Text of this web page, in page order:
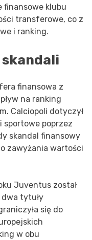
finansowe klubu
transferowe, co z
i ranking.
finansowa z
na ranking
Calciopoli dotyczył
sportowe poprzez
skandal finansowy
zawyżania wartości
Juventus został
dwa tytuły
się do
w obu